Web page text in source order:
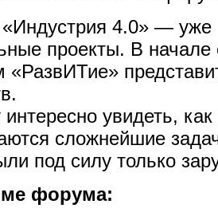
4.0» — уже
проекты. В
«РазвИТие»
увидеть,
сложнейшие
под силу только
форума: